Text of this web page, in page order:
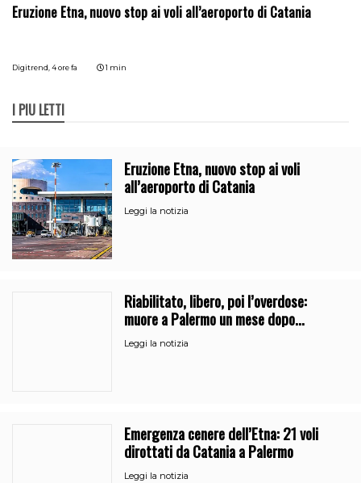
Eruzione Etna, nuovo stop ai voli all’aeroporto di Catania
Digitrend, 4 ore fa 1 min
I PIÙ LETTI
Eruzione Etna, nuovo stop ai voli
all’aeroporto di Catania
Leggi la notizia
Riabilitato, libero, poi l’overdose:
muore a Palermo un mese dopo
l’uscita dalla comunità
Leggi la notizia
Emergenza cenere dell’Etna: 21 voli
dirottati da Catania a Palermo
Leggi la notizia